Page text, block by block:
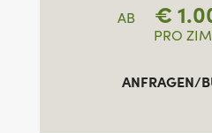
AB €
PRO
ANFRAGEN/